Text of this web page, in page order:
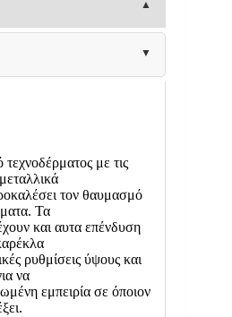
με τις
τον θαυμασμό
Τα
και αυτα επένδυση
ρυθμίσεις ύψους και
να
εμπειρία σε όποιον